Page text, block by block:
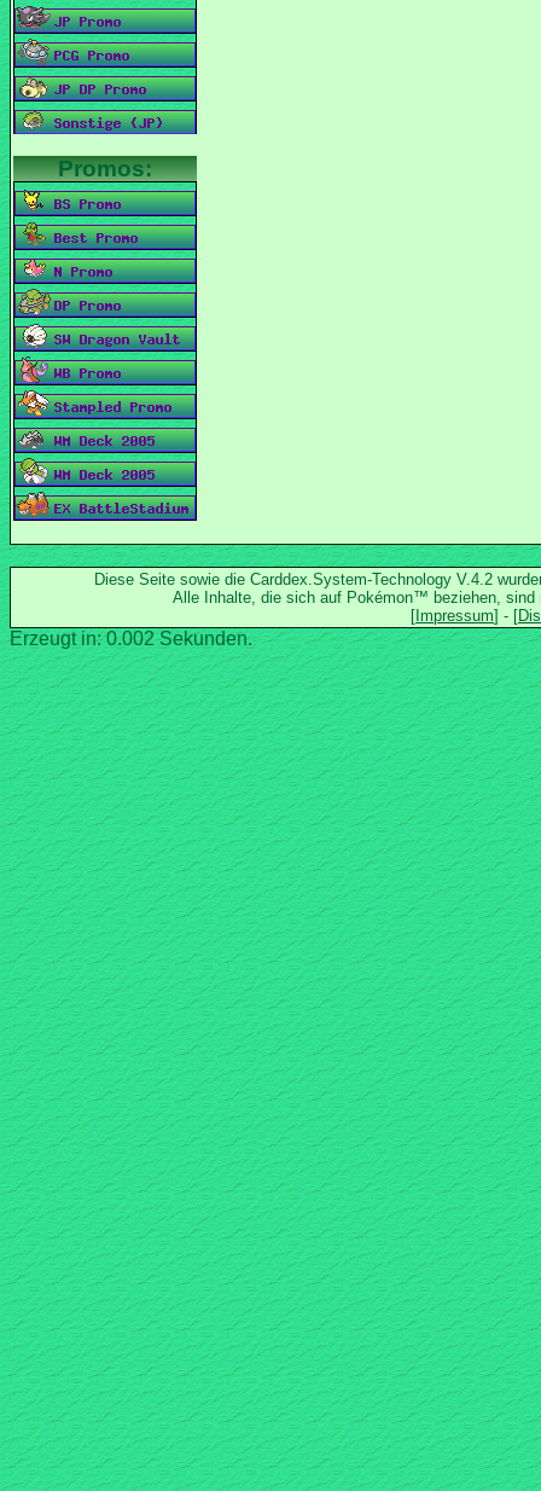
Diese Seite sowie die Carddex.System-Technology V.4.2
Alle Inhalte, die sich auf Pokémon™ beziehen, sind
Erzeugt in: 0.002 Sekunden.